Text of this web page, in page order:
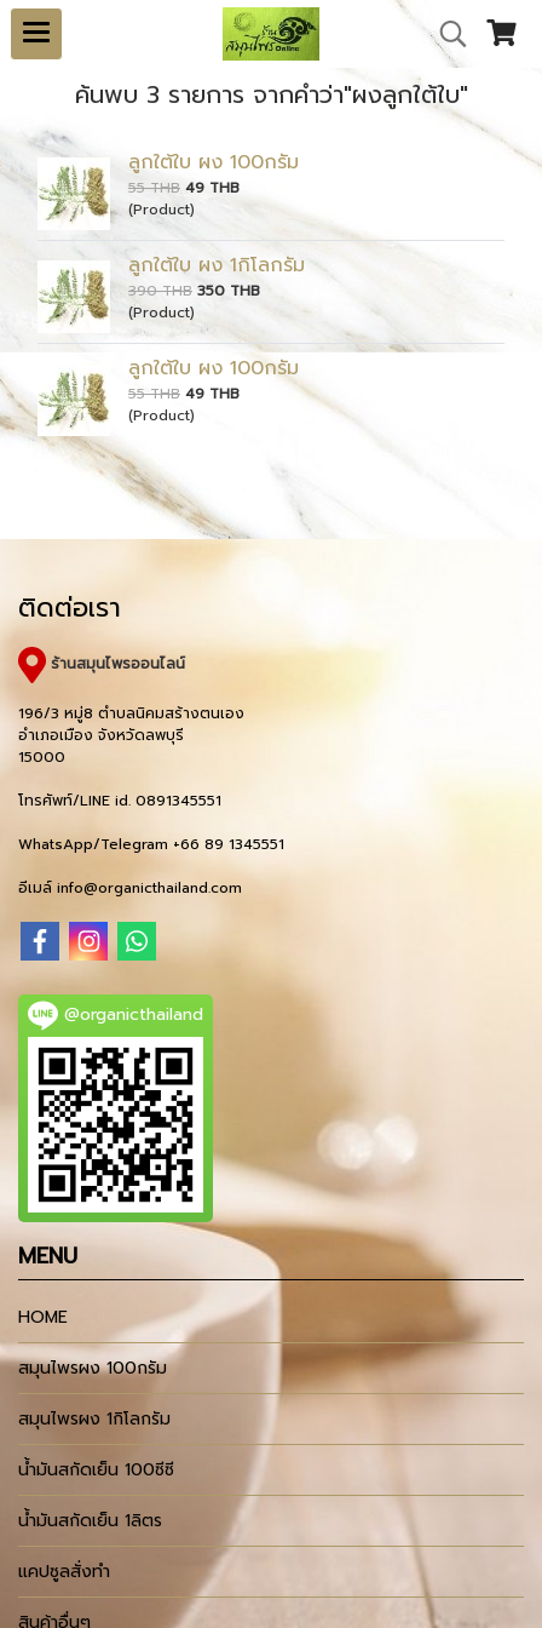
ค้นพบ 3 รายการ จากคำว่า"ผงลูกใต้ใบ"
ลูกใต้ใบ ผง 100กรัม
55 THB 49 THB
(Product)
ลูกใต้ใบ ผง 1กิโลกรัม
390 THB 350 THB
(Product)
ลูกใต้ใบ ผง 100กรัม
55 THB 49 THB
(Product)
ติดต่อเรา
ร้านสมุนไพรออนไลน์
196/3 หมู่8 ตำบลนิคมสร้างตนเอง
อำเภอเมือง จังหวัดลพบุรี
15000
โทรศัพท์/LINE id. 0891345551
WhatsApp/Telegram +66 89 1345551
อีเมล์ info@organicthailand.com
@organicthailand
MENU
HOME
สมุนไพรผง 100กรัม
สมุนไพรผง 1กิโลกรัม
น้ำมันสกัดเย็น 100ซีซี
น้ำมันสกัดเย็น 1ลิตร
แคปซูลสั่งทำ
สินค้าอื่นๆ